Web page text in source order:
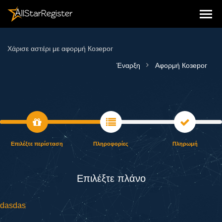
Χάρισε αστέρι με αφορμή Козерог
Έναρξη Αφορμή Козерог
Επιλέξτε περίσταση Πληροφορίες Πληρωμή
Επιλέξτε πλάνο
dasdas